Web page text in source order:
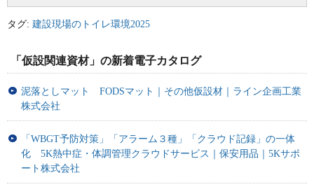
タグ: 建設現場のトイレ環境2025
「仮設関連資材」の新着電子カタログ
泥落としマット FODSマット｜その他仮設材｜ライン企画工業
株式会社
「WBGT予防対策」「アラーム３種」「クラウド記録」の一体
化 5K熱中症・体調管理クラウドサービス｜保安用品｜5Kサポ
ート株式会社